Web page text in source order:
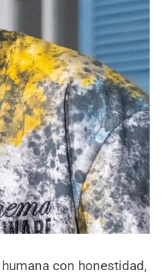
con honestidad,